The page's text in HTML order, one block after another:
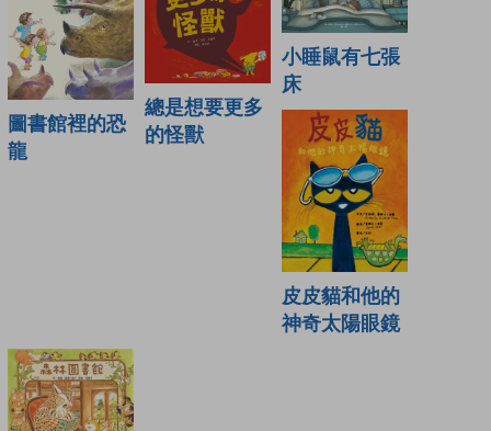
圖書館裡的恐
龍
總是想要更多
的怪獸
小睡鼠有七張
床
皮皮貓和他的
神奇太陽眼鏡